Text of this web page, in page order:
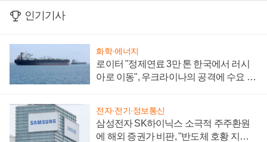
인기기사
화학·에너지
로이터 "정제연료 3만 톤 한국에서 러시
아로 이동", 우크라이나의 공격에 수요 늘
전자·전기·정보통신
삼성전자 SK하이닉스 소극적 주주환원
에 해외 증권가 비판, "반도체 호황 지속